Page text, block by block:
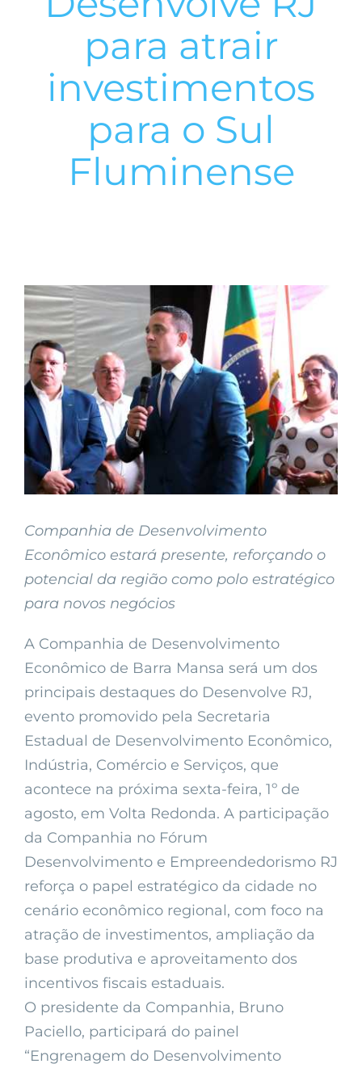
para atrair
investimentos
para o Sul
Fluminense
View
Larger
Image
Companhia de Desenvolvimento
Econômico estará presente, reforçando o
potencial da região como polo estratégico
para novos negócios
A Companhia de Desenvolvimento
Econômico de Barra Mansa será um dos
principais destaques do Desenvolve RJ,
evento promovido pela Secretaria
Estadual de Desenvolvimento Econômico,
Indústria, Comércio e Serviços, que
acontece na próxima sexta-feira, 1º de
agosto, em Volta Redonda. A participação
da Companhia no Fórum
Desenvolvimento e Empreendedorismo RJ
reforça o papel estratégico da cidade no
cenário econômico regional, com foco na
atração de investimentos, ampliação da
base produtiva e aproveitamento dos
incentivos fiscais estaduais.
O presidente da Companhia, Bruno
Paciello, participará do painel
“Engrenagem do Desenvolvimento